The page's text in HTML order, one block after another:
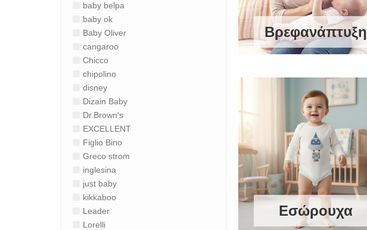
Βρεφανάπτυξη
Εσώρουχα
baby belpa
baby ok
Baby Oliver
cangaroo
Chicco
chipolino
disney
Dizain Baby
Dr.Brown's
EXCELLENT
Figlio Bino
Greco strom
inglesina
just baby
kikkaboo
Leader
Lorelli